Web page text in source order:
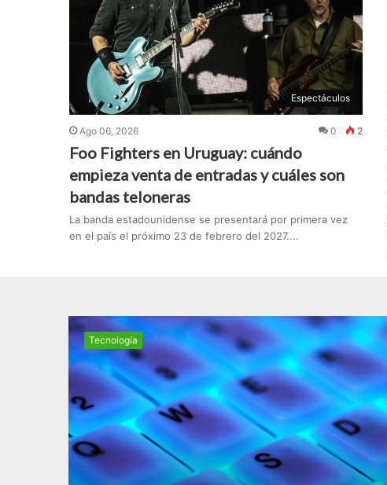
Espectáculos
Ago 06, 2026 0 2
Foo Fighters en Uruguay: cuándo
empieza venta de entradas y cuáles son
bandas teloneras
La banda estadounidense se presentará por primera vez
en el país el próximo 23 de febrero del 2027....
Tecnologí­a